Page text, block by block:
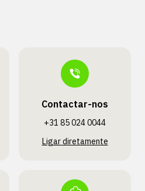
Contactar-nos
+31 85 024 0044
Ligar diretamente